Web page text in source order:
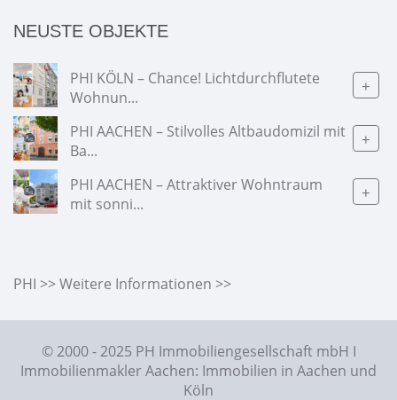
NEUSTE OBJEKTE
PHI KÖLN – Chance! Lichtdurchflutete
Wohnun...
+
PHI AACHEN – Stilvolles Altbaudomizil mit
Ba...
+
PHI AACHEN – Attraktiver Wohntraum
mit sonni...
+
PHI >> Weitere Informationen >>
© 2000 - 2025 PH Immobiliengesellschaft mbH I
Immobilienmakler Aachen: Immobilien in Aachen und
Köln